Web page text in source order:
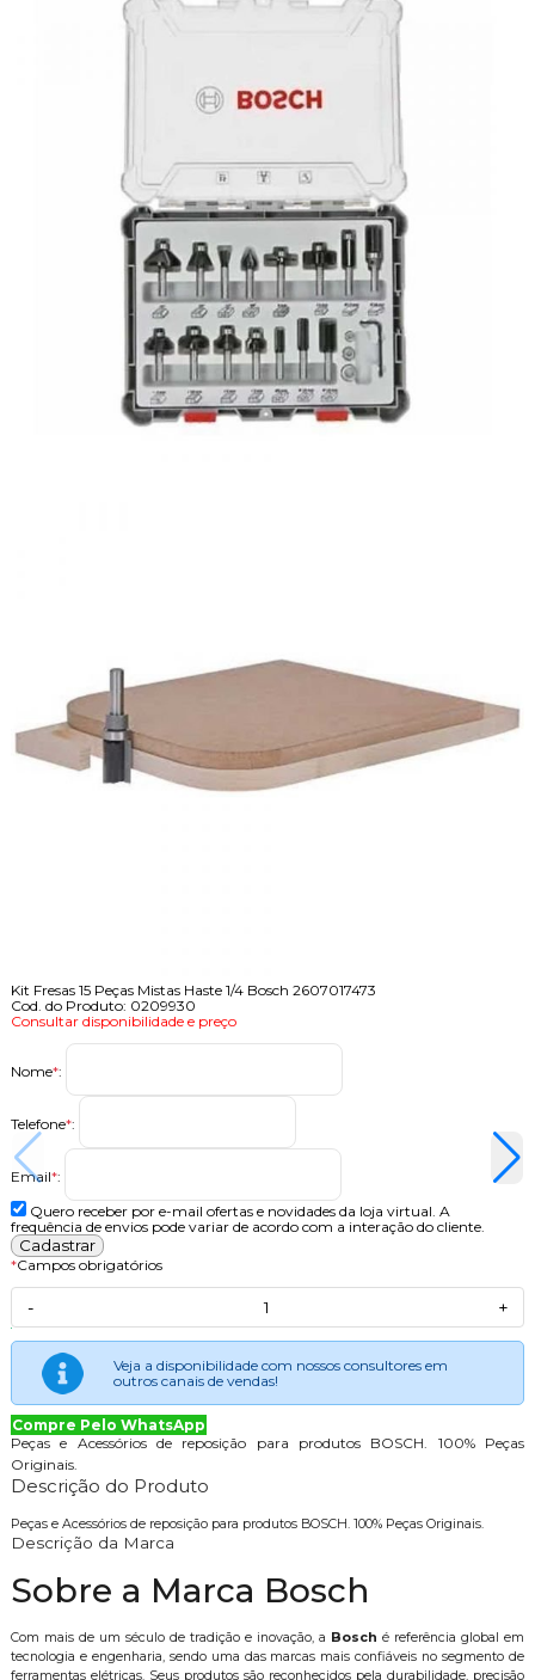
Kit Fresas 15 Peças Mistas Haste 1/4 Bosch 2607017473
Cod. do Produto: 0209930
Consultar disponibilidade e preço
Nome*:
Telefone*:
Email*:
Quero receber por e-mail ofertas e novidades da loja virtual. A
frequência de envios pode variar de acordo com a interação do cliente.
*Campos obrigatórios
- +
Veja a disponibilidade com nossos consultores em
outros canais de vendas!
Compre Pelo WhatsApp
Peças e Acessórios de reposição para produtos BOSCH. 100% Peças
Originais.
Descrição do Produto
Peças e Acessórios de reposição para produtos BOSCH. 100% Peças Originais.
Descrição da Marca
Sobre a Marca Bosch
Com mais de um século de tradição e inovação, a Bosch é referência global em
tecnologia e engenharia, sendo uma das marcas mais confiáveis no segmento de
ferramentas elétricas. Seus produtos são reconhecidos pela durabilidade, precisão